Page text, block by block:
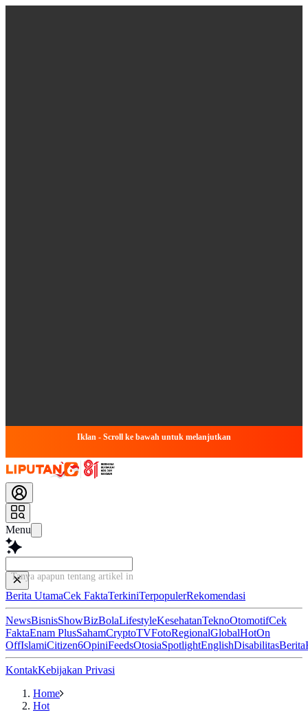
Iklan - Scroll ke bawah untuk melanjutkan
Menu
Tanya apapun tentang artikel ini...
Berita UtamaCek FaktaTerkiniTerpopulerRekomendasi
NewsBisnisShowBizBolaLifestyleKesehatanTeknoOtomotifCek
FaktaEnam PlusSahamCryptoTVFotoRegionalGlobalHotOn
OffIslamiCitizen6OpiniFeedsOtosiaSpotlightEnglishDisabilitasBerita
KontakKebijakan Privasi
Home
Hot